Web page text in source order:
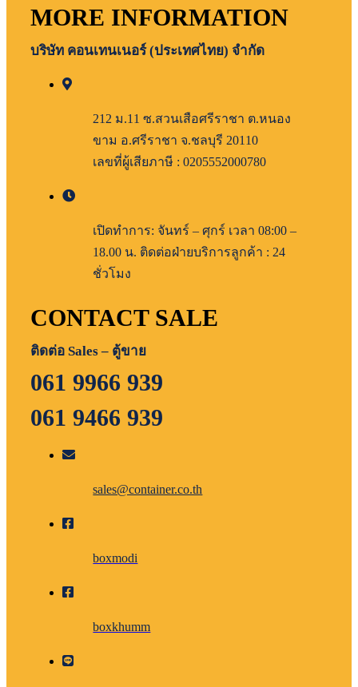
MORE INFORMATION
บริษัท คอนเทนเนอร์ (ประเทศไทย) จำกัด
212 ม.11 ซ.สวนเสือศรีราชา ต.หนอง
ขาม อ.ศรีราชา จ.ชลบุรี 20110
เลขที่ผู้เสียภาษี : 0205552000780
เปิดทำการ: จันทร์ – ศุกร์ เวลา 08:00 –
18.00 น. ติดต่อฝ่ายบริการลูกค้า : 24
ชั่วโมง
CONTACT SALE
ติดต่อ Sales – ตู้ขาย
061 9966 939
061 9466 939
sales@container.co.th
boxmodi
boxkhumm